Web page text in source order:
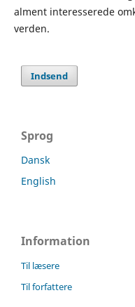
alment interesserede
verden.
Indsend
Sprog
Dansk
English
Information
Til læsere
Til forfattere